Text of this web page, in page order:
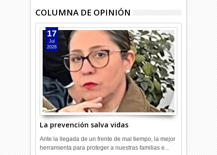
COLUMNA DE OPINIÓN
La prevención salva vidas
17
Jul
2026
Ante la llegada de un frente de mal tiempo, la mejor
herramienta para proteger a nuestras familias e...